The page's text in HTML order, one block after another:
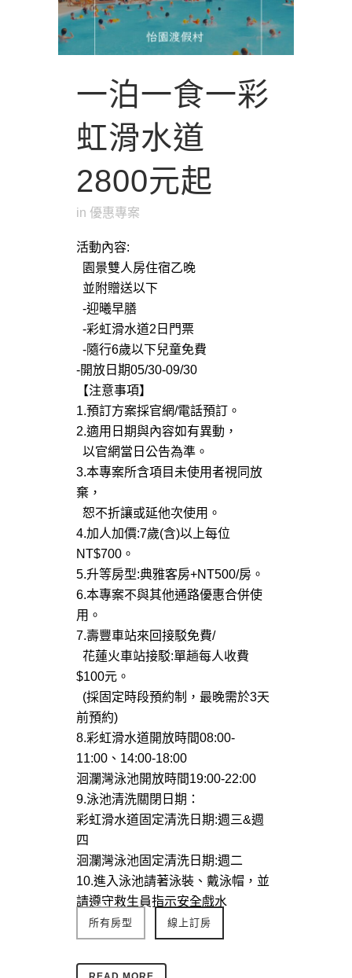
一泊一食一彩
虹滑水道
2800元起
in 優惠專案
活動內容:
園景雙人房住宿乙晚
並附贈送以下
-迎曦早膳
-彩虹滑水道2日門票
-隨行6歲以下兒童免費
-開放日期05/30-09/30
【注意事項】
1.預訂方案採官網/電話預訂。
2.適用日期與內容如有異動，
以官網當日公告為準。
3.本專案所含項目未使用者視同放
棄，
恕不折讓或延他次使用。
4.加人加價:7歲(含)以上每位
NT$700。
5.升等房型:典雅客房+NT500/房。
6.本專案不與其他通路優惠合併使
用。
7.壽豐車站來回接駁免費/
花蓮火車站接駁:單趟每人收費
$100元。
(採固定時段預約制，最晚需於3天
前預約)
8.彩虹滑水道開放時間08:00-
11:00、14:00-18:00
洄瀾灣泳池開放時間19:00-22:00
9.泳池清洗關閉日期：
彩虹滑水道固定清洗日期:週三&週
四
洄瀾灣泳池固定清洗日期:週二
10.進入泳池請著泳裝、戴泳帽，並
請遵守救生員指示安全戲水
所有房型 線上訂房